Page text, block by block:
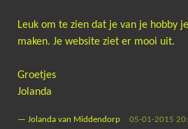
Leuk om te zien dat je van je hobby
maken. Je website ziet er mooi uit.
Groetjes
Jolanda
—Jolanda van Middendorp 05-01-2015